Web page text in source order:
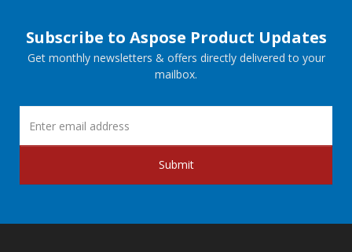
Subscribe to Aspose Product Updates
Get monthly newsletters & offers directly delivered to your
mailbox.
Submit